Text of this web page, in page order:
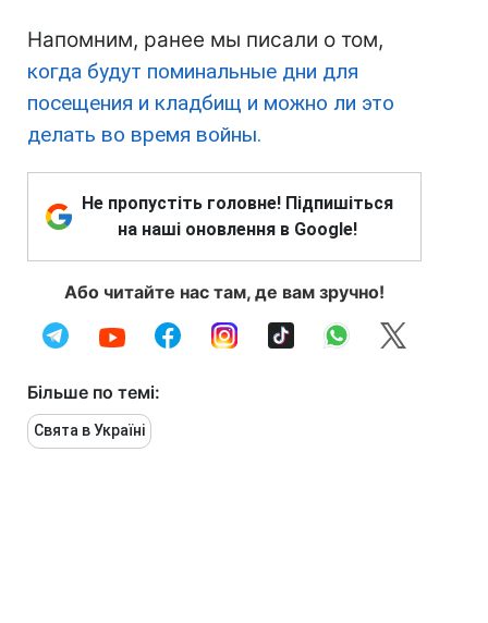
Напомним, ранее мы писали о том,
когда будут поминальные дни для
посещения и кладбищ и можно ли это
делать во время войны.
Не пропустіть головне! Підпишіться
на наші оновлення в Google!
Або читайте нас там, де вам зручно!
Більше по темі:
Свята в Україні